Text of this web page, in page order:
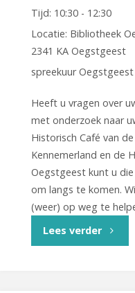
Tijd: 10:30 - 12:30
Locatie: Bibliotheek
2341 KA Oegstgeest
spreekuur Oegstgeest
Heeft u vragen over
met onderzoek naar
Historisch Café van
Kennemerland en de
Oegstgeest kunt u
om langs te komen.
(weer) op weg te
Lees verder